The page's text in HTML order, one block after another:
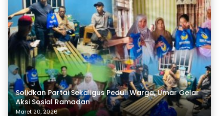
Solidkan Partai Sekaligus Peduli Warga, Umar Gelar
Aksi Sosial Ramadan
Maret 20, 2026